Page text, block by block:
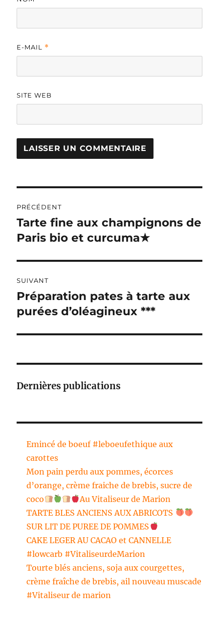
E-MAIL *
SITE WEB
R
A
T
:
de
l’article
PRÉCÉDENT
Publication
précédente :
Tarte fine aux champignons de
Paris bio et curcuma★
SUIVANT
Publication
suivante :
Préparation pates à tarte aux
purées d’oléagineux ***
Dernières publications
Emincé de boeuf #leboeufethique aux
carottes
Mon pain perdu aux pommes, écorces
d’orange, crème fraiche de brebis, sucre de
coco
Au Vitaliseur de Marion
TARTE BLES ANCIENS AUX ABRICOTS
SUR LIT DE PUREE DE POMMES
CAKE LEGER AU CACAO et CANNELLE
#lowcarb #VitaliseurdeMarion
Tourte blés anciens, soja aux courgettes,
crème fraîche de brebis, ail nouveau muscade
#Vitaliseur de marion